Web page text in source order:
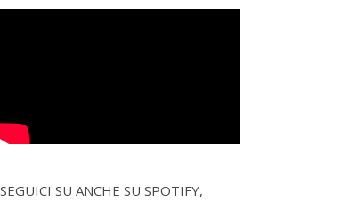
SEGUICI SU ANCHE SU SPOTIFY,